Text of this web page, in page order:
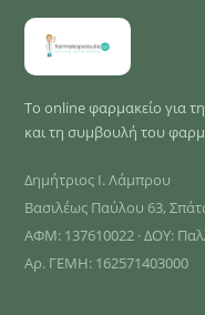
Το online φαρμακείο για
και τη συμβουλή του
Δημήτριος Ι. Λάμπρου
Βασιλέως Παύλου 63,
ΑΦΜ: 137610022 · ΔΟΥ:
Αρ. ΓΕΜΗ: 162571403000